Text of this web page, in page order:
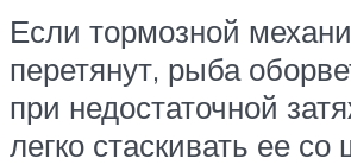
Если тормозной
перетянут, рыба
при недостаточной
легко стаскивать ее со